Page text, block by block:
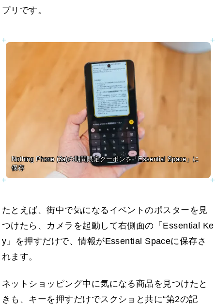
プリです。
Nothing Phone (3a)の期間限定クーポンを「Essential Space」に
保存
たとえば、街中で気になるイベントのポスターを見
つけたら、カメラを起動して右側面の「Essential Ke
y」を押すだけで、情報がEssential Spaceに保存さ
れます。
ネットショッピング中に気になる商品を見つけたと
きも、キーを押すだけでスクショと共に“第2の記